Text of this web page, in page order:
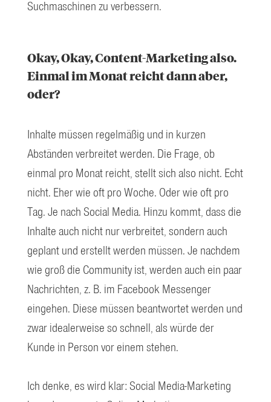
Suchmaschinen zu verbessern.
Okay, Okay, Content-Marketing also.
Einmal im Monat reicht dann aber,
oder?
Inhalte müssen regelmäßig und in kurzen
Abständen verbreitet werden. Die Frage, ob
einmal pro Monat reicht, stellt sich also nicht. Echt
nicht. Eher wie oft pro Woche. Oder wie oft pro
Tag. Je nach Social Media. Hinzu kommt, dass die
Inhalte auch nicht nur verbreitet, sondern auch
geplant und erstellt werden müssen. Je nachdem
wie groß die Community ist, werden auch ein paar
Nachrichten, z. B. im Facebook Messenger
eingehen. Diese müssen beantwortet werden und
zwar idealerweise so schnell, als würde der
Kunde in Person vor einem stehen.
Ich denke, es wird klar: Social Media-Marketing